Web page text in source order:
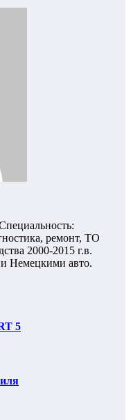
ремонт, ТО
2000-2015 г.в.
Немецкими авто.
5